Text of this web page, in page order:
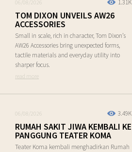
1.31K
06/08/2026
TOM DIXON UNVEILS AW26
ACCESSORIES
Small in scale, rich in character, Tom Dixon’s
AW26 Accessories bring unexpected forms,
tactile materials and everyday utility into
sharper focus.
read more
3.49K
06/08/2026
RUMAH SAKIT JIWA KEMBALI KE
PANGGUNG TEATER KOMA
Teater Koma kembali menghadirkan Rumah